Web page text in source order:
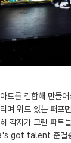
트를 결합해 만들
며 위트 있는 퍼포
각자가 그린 파트
got talent 준결